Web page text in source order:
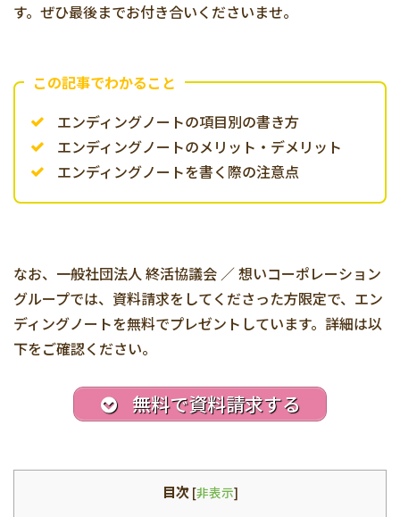
す。ぜひ最後までお付き合いくださいませ。
この記事でわかること
エンディングノートの項目別の書き方
エンディングノートのメリット・デメリット
エンディングノートを書く際の注意点
なお、一般社団法人 終活協議会 ／ 想いコーポレーション
グループでは、資料請求をしてくださった方限定で、エン
ディングノートを無料でプレゼントしています。詳細は以
下をご確認ください。
無料で資料請求する
目次 [非表示]